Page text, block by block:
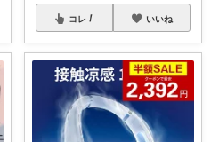
コレ いいね